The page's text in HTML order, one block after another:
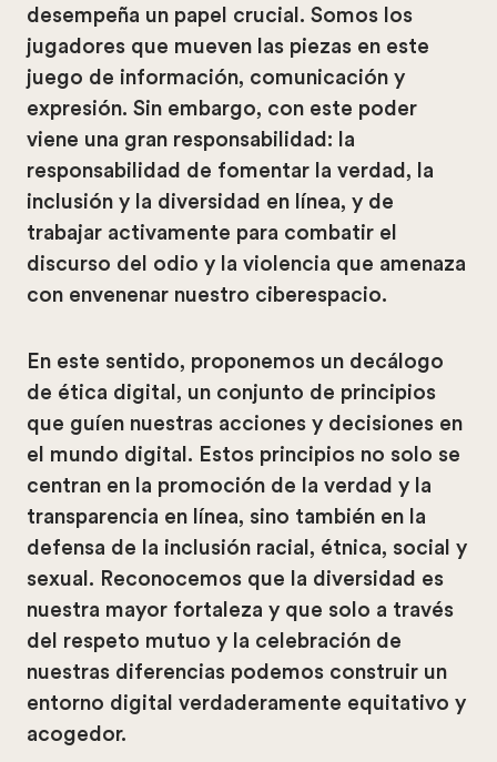
desempeña un papel crucial. Somos los
jugadores que mueven las piezas en este
juego de información, comunicación y
expresión. Sin embargo, con este poder
viene una gran responsabilidad: la
responsabilidad de fomentar la verdad, la
inclusión y la diversidad en línea, y de
trabajar activamente para combatir el
discurso del odio y la violencia que amenaza
con envenenar nuestro ciberespacio.
En este sentido, proponemos un decálogo
de ética digital, un conjunto de principios
que guíen nuestras acciones y decisiones en
el mundo digital. Estos principios no solo se
centran en la promoción de la verdad y la
transparencia en línea, sino también en la
defensa de la inclusión racial, étnica, social y
sexual. Reconocemos que la diversidad es
nuestra mayor fortaleza y que solo a través
del respeto mutuo y la celebración de
nuestras diferencias podemos construir un
entorno digital verdaderamente equitativo y
acogedor.